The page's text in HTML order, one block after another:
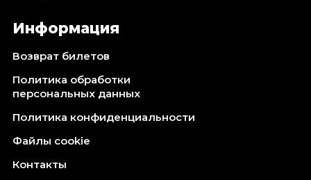
Информация
Возврат билетов
Политика обработки
персональных данных
Политика конфиденциальности
Файлы cookie
Контакты